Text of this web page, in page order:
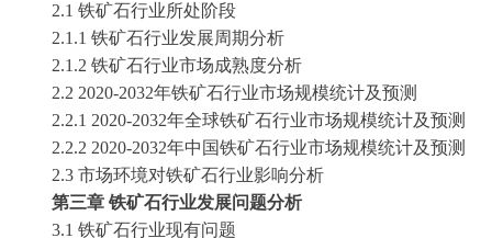
2.1 铁矿石行业所处阶段
2.1.1 铁矿石行业发展周期分析
2.1.2 铁矿石行业市场成熟度分析
2.2 2020-2032年铁矿石行业市场规模统计及预测
2.2.1 2020-2032年全球铁矿石行业市场规模统计及预测
2.2.2 2020-2032年中国铁矿石行业市场规模统计及预测
2.3 市场环境对铁矿石行业影响分析
第三章 铁矿石行业发展问题分析
3.1 铁矿石行业现有问题